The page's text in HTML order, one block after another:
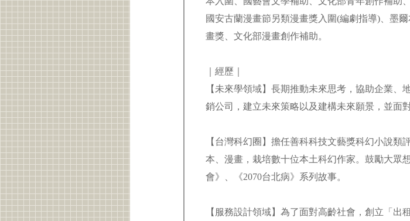
國安古蘭漫畫節另類漫畫獎入圍(編劇指導)、墨爾
畫獎、文化部漫畫創作補助。
｜經歷｜
【未來學領域】長期推動未來思考，協助企業
銷公司，建立未來策略以及建構未來願景，並面
【台灣科幻圈】擔任善科科技文藝獎科幻小說類
本、漫畫，栽培數十位本土科幻作家。鼓勵大眾
會》、《2070台北病》系列故事。
【服務設計領域】為了面對高齡社會，創立「